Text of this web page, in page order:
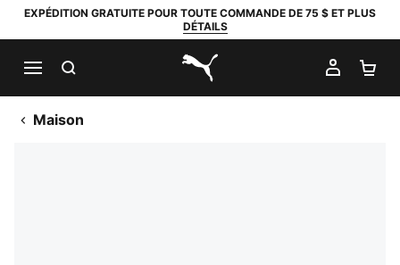
EXPÉDITION GRATUITE POUR TOUTE COMMANDE DE 75 $ ET PLUS
DÉTAILS
PUMA.com
MON
Maison